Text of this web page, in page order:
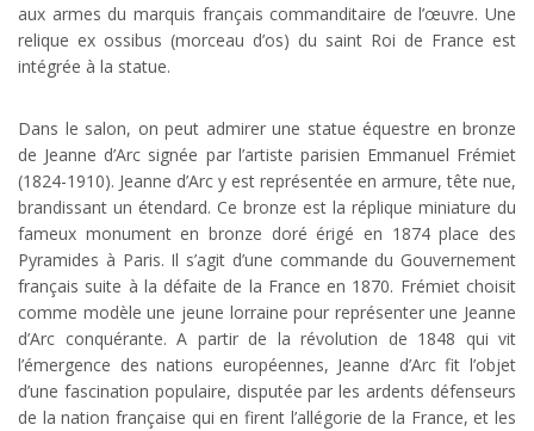
aux armes du marquis français commanditaire de l’œuvre. Une
relique ex ossibus (morceau d’os) du saint Roi de France est
intégrée à la statue.
Dans le salon, on peut admirer une statue équestre en bronze
de Jeanne d’Arc signée par l’artiste parisien Emmanuel Frémiet
(1824-1910). Jeanne d’Arc y est représentée en armure, tête nue,
brandissant un étendard. Ce bronze est la réplique miniature du
fameux monument en bronze doré érigé en 1874 place des
Pyramides à Paris. Il s’agit d’une commande du Gouvernement
français suite à la défaite de la France en 1870. Frémiet choisit
comme modèle une jeune lorraine pour représenter une Jeanne
d’Arc conquérante. A partir de la révolution de 1848 qui vit
l’émergence des nations européennes, Jeanne d’Arc fit l’objet
d’une fascination populaire, disputée par les ardents défenseurs
de la nation française qui en firent l’allégorie de la France, et les